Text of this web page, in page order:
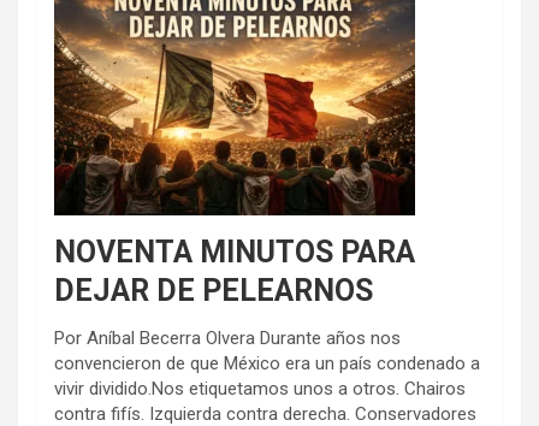
NOVENTA MINUTOS PARA
DEJAR DE PELEARNOS
Por Aníbal Becerra Olvera Durante años nos
convencieron de que México era un país condenado a
vivir dividido.Nos etiquetamos unos a otros. Chairos
contra fifís. Izquierda contra derecha. Conservadores